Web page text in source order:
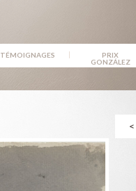
TÉMOIGNAGES
PRIX
GONZÁLEZ
<